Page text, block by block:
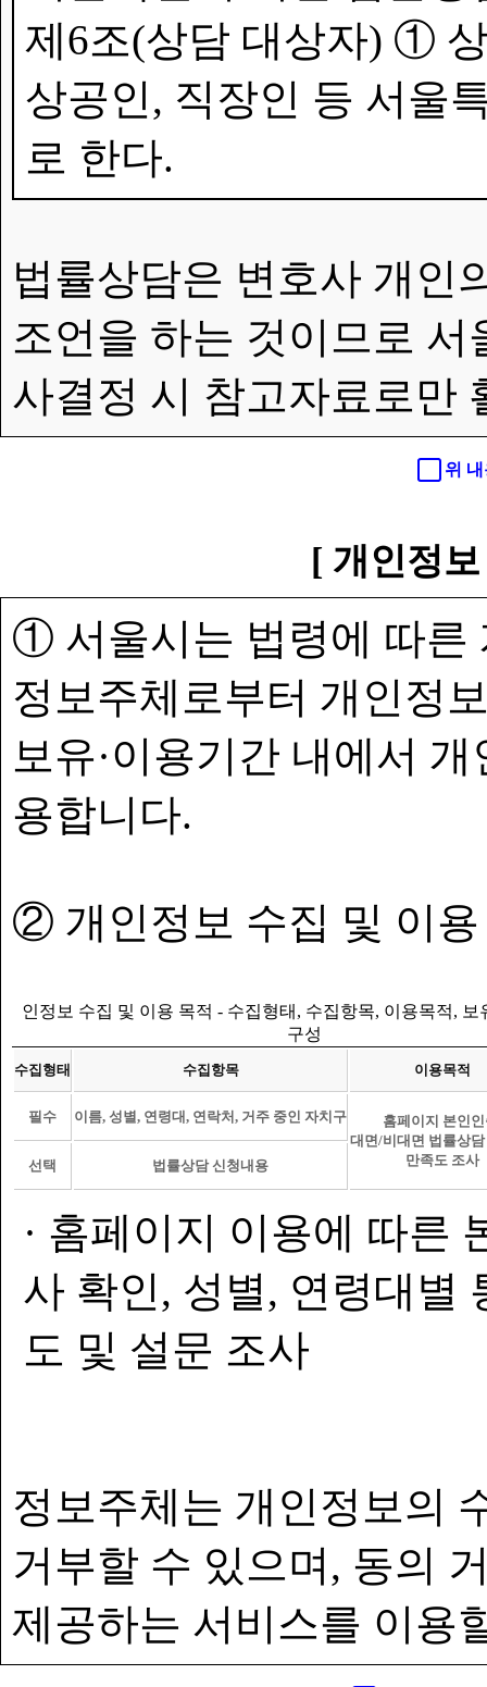
제6조(상담 대상자) ①
상공인, 직장인 등 서울
로 한다.
법률상담은 변호사 개인
조언을 하는 것이므로
사결정 시 참고자료로만
위
[ 개인정
① 서울시는 법령에 따른
정보주체로부터 개인정
보유·이용기간 내에서
용합니다.
② 개인정보 수집 및 이용
인정보 수집 및 이용 목적 - 수집형태, 수집항목, 이용목적, 보
구성
수집형태 수집항목 이용목적
필수 이름, 성별, 연령대, 연락처, 거주 중인 자치구
홈페이지 본인인
대면/비대면 법률상
만족도 조사
선택 법률상담 신청내용
· 홈페이지 이용에 따른
사 확인, 성별, 연령대별
도 및 설문 조사
정보주체는 개인정보의
거부할 수 있으며, 동의
제공하는 서비스를 이용